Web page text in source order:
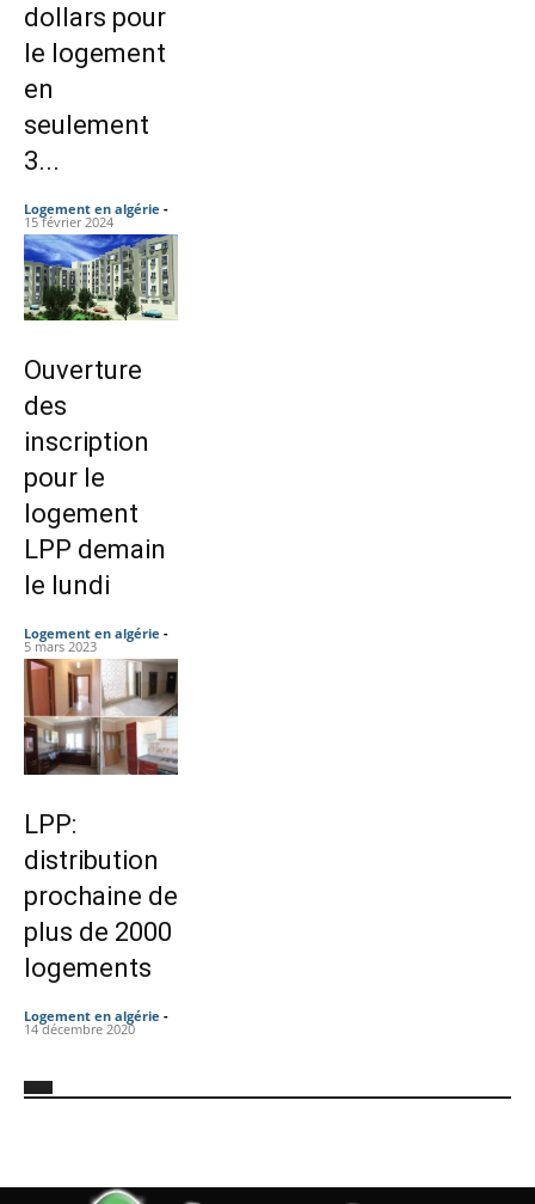
dollars pour
le logement
en
seulement
3...
Logement en algérie -
15 février 2024
Ouverture
des
inscription
pour le
logement
LPP demain
le lundi
Logement en algérie -
5 mars 2023
LPP:
distribution
prochaine de
plus de 2000
logements
Logement en algérie -
14 décembre 2020